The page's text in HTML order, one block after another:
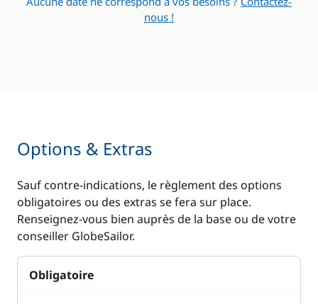
nous !
Options & Extras
Sauf contre-indications, le règlement des options
obligatoires ou des extras se fera sur place.
Renseignez-vous bien auprès de la base ou de votre
conseiller GlobeSailor.
Obligatoire